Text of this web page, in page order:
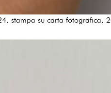
stampa su carta fotografica,